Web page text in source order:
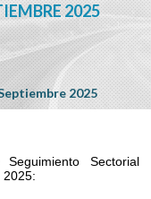
2025
2025
Sectorial
2025: